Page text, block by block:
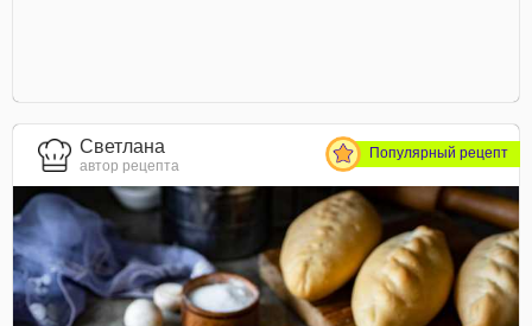
Светлана
автор рецепта
Популярный рецепт